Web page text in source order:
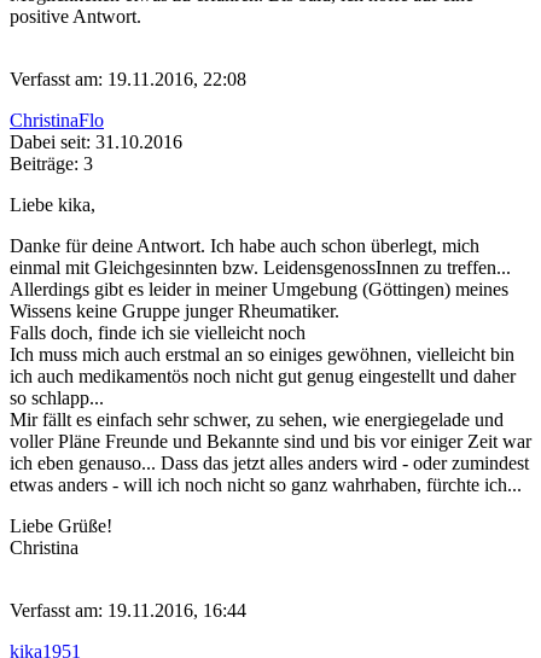
positive Antwort.
Verfasst am: 19.11.2016, 22:08
ChristinaFlo
Dabei seit: 31.10.2016
Beiträge: 3
Liebe kika,
Danke für deine Antwort. Ich habe auch schon überlegt, mich
einmal mit Gleichgesinnten bzw. LeidensgenossInnen zu treffen...
Allerdings gibt es leider in meiner Umgebung (Göttingen) meines
Wissens keine Gruppe junger Rheumatiker.
Falls doch, finde ich sie vielleicht noch
Ich muss mich auch erstmal an so einiges gewöhnen, vielleicht bin
ich auch medikamentös noch nicht gut genug eingestellt und daher
so schlapp...
Mir fällt es einfach sehr schwer, zu sehen, wie energiegelade und
voller Pläne Freunde und Bekannte sind und bis vor einiger Zeit war
ich eben genauso... Dass das jetzt alles anders wird - oder zumindest
etwas anders - will ich noch nicht so ganz wahrhaben, fürchte ich...
Liebe Grüße!
Christina
Verfasst am: 19.11.2016, 16:44
kika1951